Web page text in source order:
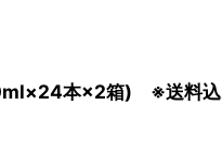
本×2箱) ※送料込